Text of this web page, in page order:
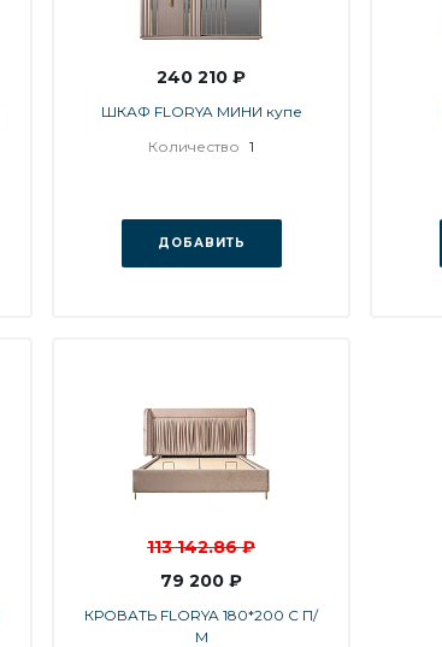
240 210 ₽
ШКАФ FLORYA МИНИ купе
Количество 1
ДОБАВИТЬ
113 142.86 ₽
79 200 ₽
КРОВАТЬ FLORYA 180*200 С П/
М